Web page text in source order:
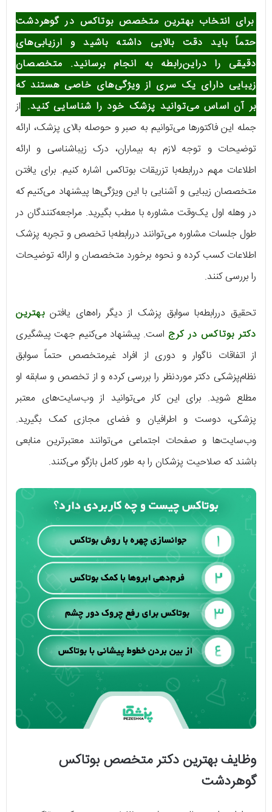
برای انتخاب بهترین متخصص بوتاکس در گوهردشت
حتماً باید دقت بالایی داشته باشید و ارزیابی‌های
دقیقی را دراین‌رابطه به انجام برسانید. متخصصان
زیبایی دارای یک سری از ویژگی‌های خاصی هستند که
بر آن اساس می‌توانید پزشک خود را شناسایی کنید. از
جمله این فاکتورها می‌توانیم به صبر و حوصله بالای پزشک، ارائه
توضیحات و توجه لازم به بیماران، درک زیباشناسی و ارائه
اطلاعات مهم دررابطه‌با تزریقات بوتاکس اشاره کنیم. برای یافتن
متخصصان زیبایی و آشنایی با این ویژگی‌ها پیشنهاد می‌کنیم که
در وهله اول یک‌وقت مشاوره با مطب بگیرید. مراجعه‌کنندگان در
طول جلسات مشاوره می‌توانند دررابطه‌با تخصص و تجربه پزشک
اطلاعات کسب کرده و نحوه برخورد متخصصان و ارائه توضیحات
را بررسی کنند.
تحقیق دررابطه‌با سوابق پزشک از دیگر راه‌های یافتنبهترین
دکتر بوتاکس در کرج است. پیشنهاد می‌کنیم جهت پیشگیری
از اتفاقات ناگوار و دوری از افراد غیرمتخصص حتماً سوابق
نظام‌پزشکی دکتر موردنظر را بررسی کرده و از تخصص و سابقه او
مطلع شوید. برای این کار می‌توانید از وب‌سایت‌های معتبر
پزشکی، دوست و اطرافیان و فضای مجازی کمک بگیرید.
وب‌سایت‌ها و صفحات اجتماعی می‌توانند معتبرترین منابعی
باشند که صلاحیت پزشکان را به طور کامل بازگو می‌کنند.
وظایف بهترین دکتر متخصص بوتاکس
گوهردشت